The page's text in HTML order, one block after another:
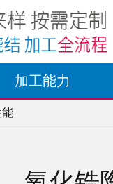
加工能力
能